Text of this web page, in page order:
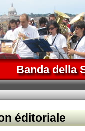
Banda della
éditoriale